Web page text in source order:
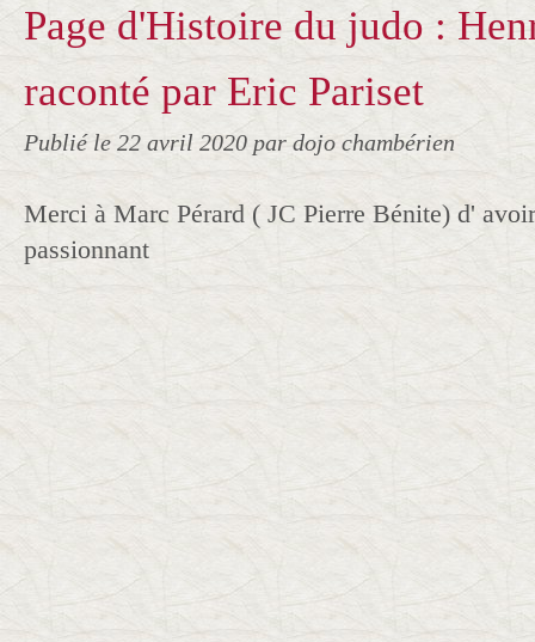
Page d'Histoire du judo :
raconté par Eric Pariset
Publié le22 avril 2020 par dojo chambérien
Merci à Marc Pérard ( JC Pierre Bénite) d'
passionnant